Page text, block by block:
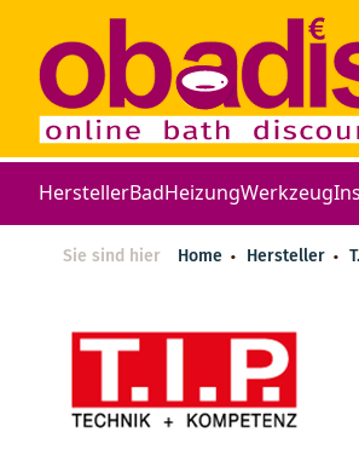
HerstellerBadHeizungWerkzeug
Sie sind hier Home Hersteller